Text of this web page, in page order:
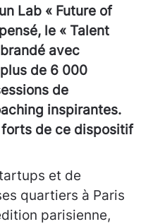
Lab « Future of
le « Talent
avec
de 6 000
de
inspirantes.
de ce dispositif
et de
quartiers à Paris
parisienne,